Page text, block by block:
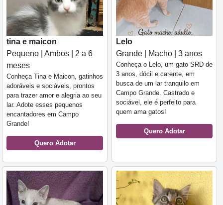
tina e maicon
Pequeno | Ambos | 2 a 6
meses
Conheça Tina e Maicon, gatinhos
adoráveis e sociáveis, prontos
para trazer amor e alegria ao seu
lar. Adote esses pequenos
encantadores em Campo
Grande!
Quero Adotar
Lelo
Grande | Macho | 3 anos
Conheça o Lelo, um gato SRD de
3 anos, dócil e carente, em
busca de um lar tranquilo em
Campo Grande. Castrado e
sociável, ele é perfeito para
quem ama gatos!
Quero Adotar